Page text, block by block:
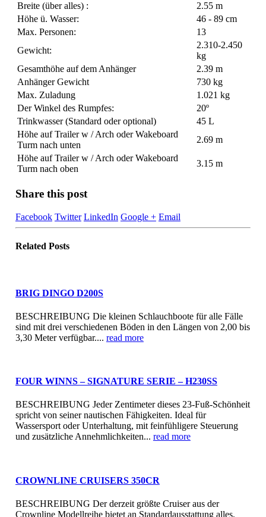
Breite (über alles) :
2.55 m
Höhe ü. Wasser:
46 - 89 cm
Max. Personen:
13
Gewicht:
2.310-2.450
kg
Gesamthöhe auf dem Anhänger
2.39 m
Anhänger Gewicht
730 kg
Max. Zuladung
1.021 kg
Der Winkel des Rumpfes:
20º
Trinkwasser (Standard oder optional)
45 L
Höhe auf Trailer w / Arch oder Wakeboard
Turm nach unten
2.69 m
Höhe auf Trailer w / Arch oder Wakeboard
Turm nach oben
3.15 m
Share this post
Facebook Twitter LinkedIn Google + Email
Related Posts
BRIG DINGO D200S
BESCHREIBUNG Die kleinen Schlauchboote für alle Fälle
sind mit drei verschiedenen Böden in den Längen von 2,00 bis
3,30 Meter verfügbar.... read more
FOUR WINNS – SIGNATURE SERIE – H230SS
BESCHREIBUNG Jeder Zentimeter dieses 23-Fuß-Schönheit
spricht von seiner nautischen Fähigkeiten. Ideal für
Wassersport oder Unterhaltung, mit feinfühligere Steuerung
und zusätzliche Annehmlichkeiten... read more
CROWNLINE CRUISERS 350CR
BESCHREIBUNG Der derzeit größte Cruiser aus der
Crownline Modellreihe bietet an Standardausstattung alles,